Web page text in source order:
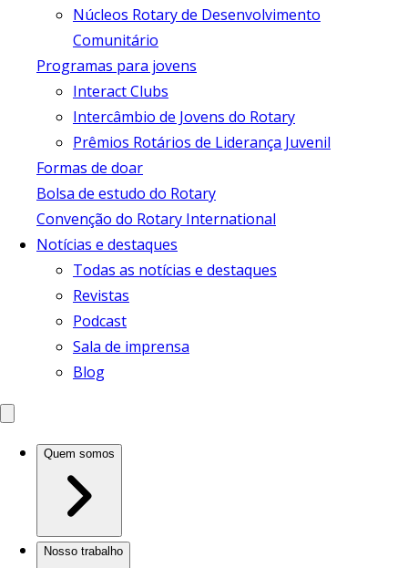
Núcleos Rotary de Desenvolvimento
Comunitário
Programas para jovens
Interact Clubs
Intercâmbio de Jovens do Rotary
Prêmios Rotários de Liderança Juvenil
Formas de doar
Bolsa de estudo do Rotary
Convenção do Rotary International
Notícias e destaques
Todas as notícias e destaques
Revistas
Podcast
Sala de imprensa
Blog
Quem somos
Nosso trabalho